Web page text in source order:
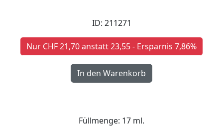
ID: 211271
Nur CHF 21,70 anstatt 23,55 - Ersparnis 7,86%
Füllmenge: 17 ml.